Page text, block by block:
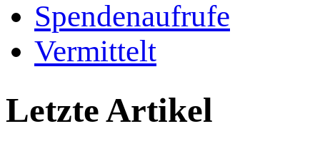
Spendenaufrufe
Vermittelt
Letzte Artikel